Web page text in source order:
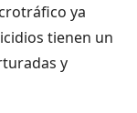
ya
tienen un
y